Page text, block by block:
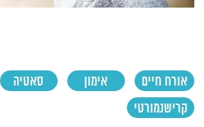
אורח חיים אימון סאטיה
קרישנמורטי